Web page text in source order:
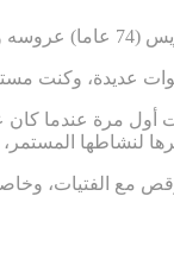
وكنت
لنشاطها
مع الفتيات،